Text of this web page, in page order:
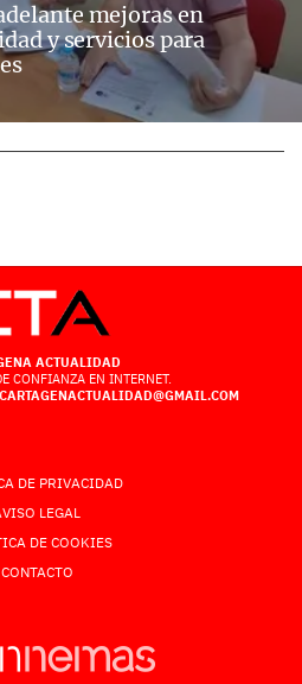
mejoras en
y servicios para
ACTUALIDAD
CONFIANZA EN INTERNET.
CARTAGENACTUALIDAD@GMAIL.COM
DE PRIVACIDAD
LEGAL
DE COOKIES
CONTACTO